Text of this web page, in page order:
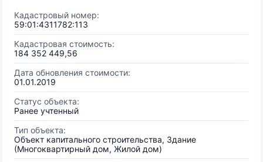
Кадастровый номер:
59:01:4311782:113
Кадастровая стоимость:
184 352 449,56
Дата обновления стоимости:
01.01.2019
Статус объекта:
Ранее учтенный
Тип объекта:
Объект капитального строительства, Здание
(Многоквартирный дом, Жилой дом)